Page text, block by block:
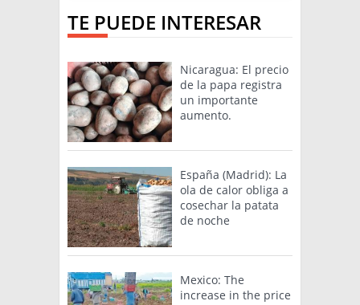
TE PUEDE INTERESAR
Nicaragua: El precio
de la papa registra
un importante
aumento.
España (Madrid): La
ola de calor obliga a
cosechar la patata
de noche
Mexico: The
increase in the price